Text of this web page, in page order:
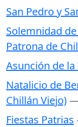
San Pedro y
Solemnidad
Patrona de
Asunción de la
Natalicio de
Chillán Viejo)—
Fiestas Patrias